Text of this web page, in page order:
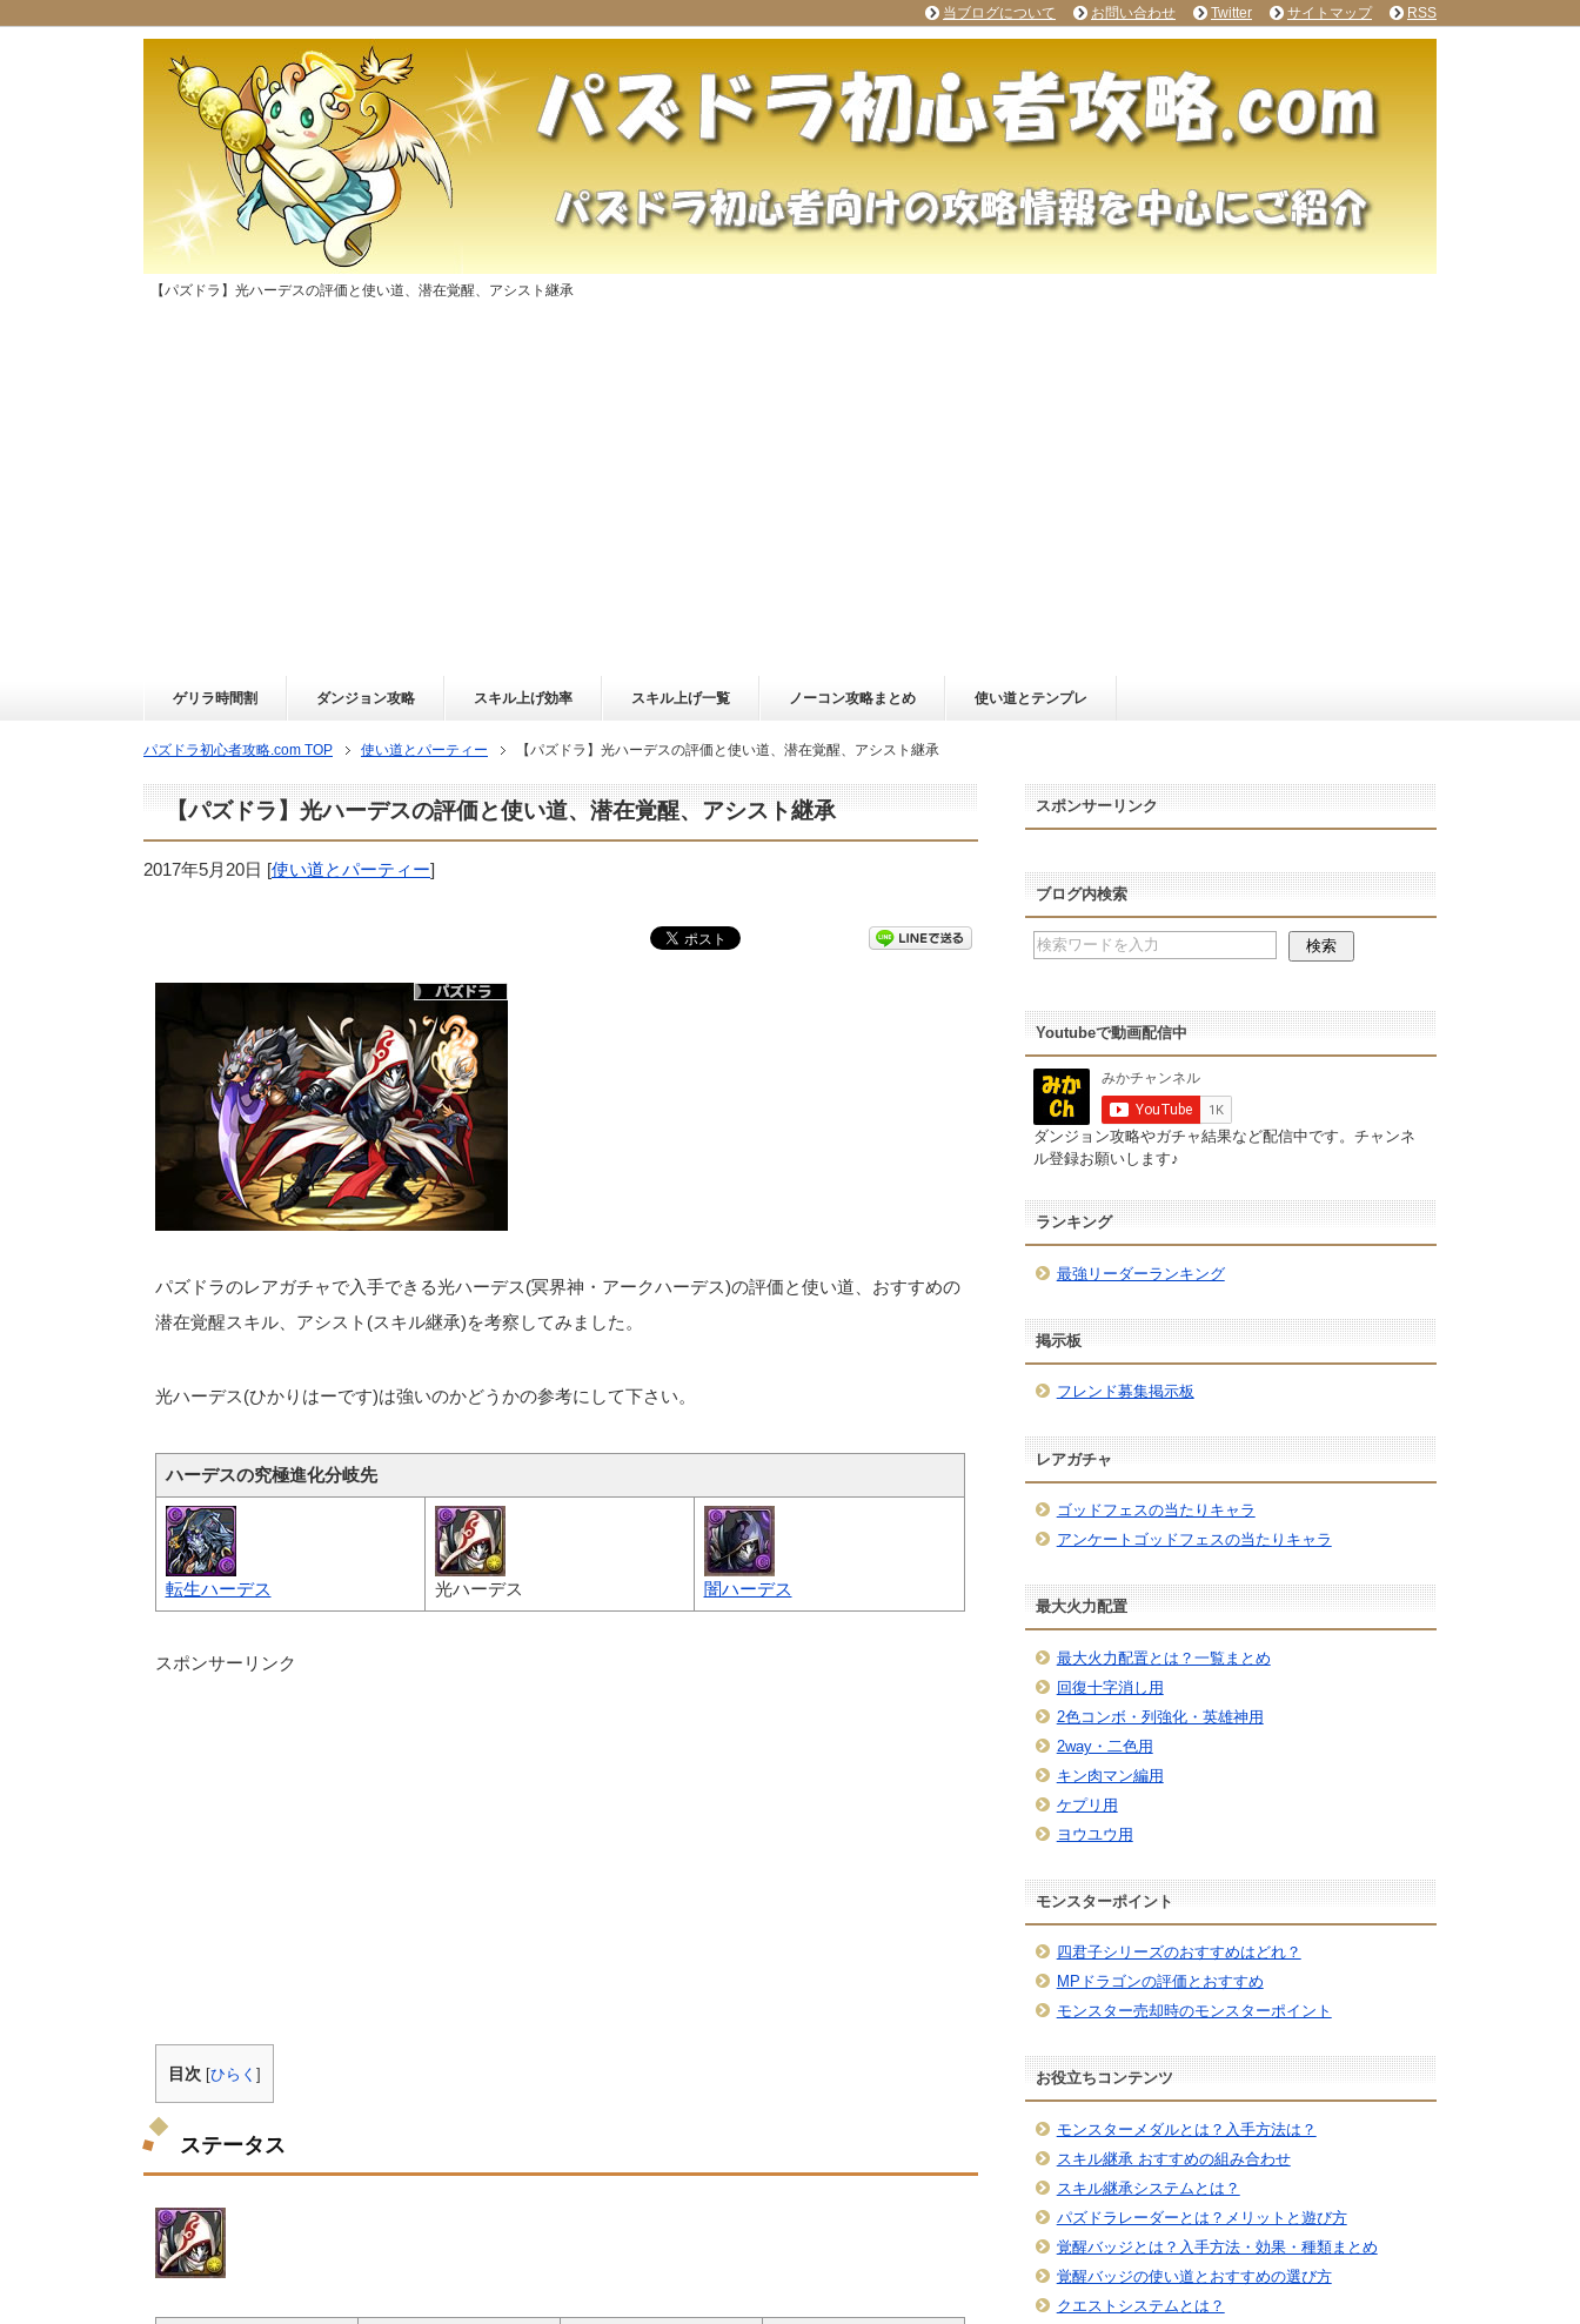
【パズドラ】光ハーデスの評価と使い道、潜在覚醒、アシスト継承
ゲリラ時間割 ダンジョン攻略 スキル上げ効率 スキル上げ一覧 ノーコン攻略まとめ 使い道とテンプレ
パズドラ初心者攻略.com TOP 使い道とパーティー 【パズドラ】光ハーデスの評価と使い道、潜在覚醒、アシスト継承
【パズドラ】光ハーデスの評価と使い道、潜在覚醒、アシスト継承
2017年5月20日 [使い道とパーティー]
パズドラのレアガチャで入手できる光ハーデス(冥界神・アークハーデス)の評価と使い道、おすすめの
潜在覚醒スキル、アシスト(スキル継承)を考察してみました。
光ハーデス(ひかりはーです)は強いのかどうかの参考にして下さい。
ハーデスの究極進化分岐先
転生ハーデス 光ハーデス 闇ハーデス
スポンサーリンク
目次 [ひらく ]
ステータス
スポンサーリンク
ブログ内検索
Youtubeで動画配信中
ダンジョン攻略やガチャ結果など配信中です。チャンネ
ル登録お願いします♪
ランキング
最強リーダーランキング
掲示板
フレンド募集掲示板
レアガチャ
ゴッドフェスの当たりキャラ
アンケートゴッドフェスの当たりキャラ
最大火力配置
最大火力配置とは？一覧まとめ
回復十字消し用
2色コンボ・列強化・英雄神用
2way・二色用
キン肉マン編用
ケプリ用
ヨウユウ用
モンスターポイント
四君子シリーズのおすすめはどれ？
MPドラゴンの評価とおすすめ
モンスター売却時のモンスターポイント
お役立ちコンテンツ
モンスターメダルとは？入手方法は？
スキル継承 おすすめの組み合わせ
スキル継承システムとは？
パズドラレーダーとは？メリットと遊び方
覚醒バッジとは？入手方法・効果・種類まとめ
覚醒バッジの使い道とおすすめの選び方
クエストシステムとは？
当ブログについて お問い合わせ Twitter サイトマップ RSS